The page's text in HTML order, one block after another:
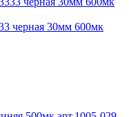
черная 30мм 600мк